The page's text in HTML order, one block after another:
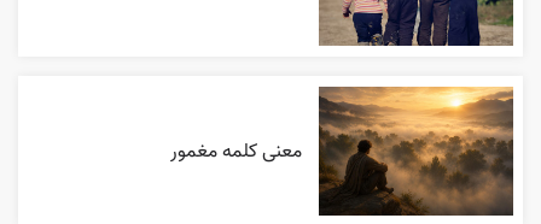
معنی کلمه مغمور